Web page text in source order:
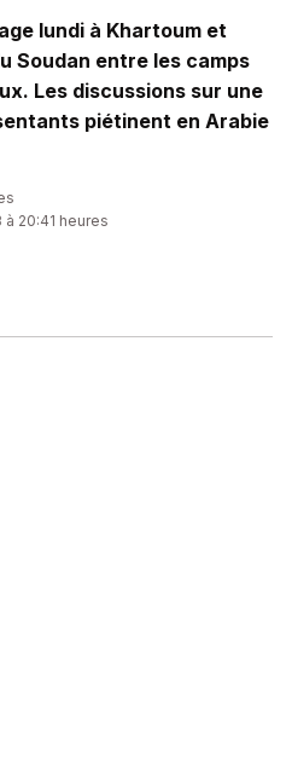
lundi à Khartoum et
Soudan entre les camps
Les discussions sur une
piétinent en Arabie
20:41 heures